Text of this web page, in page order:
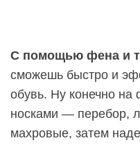
С помощью фена и
сможешь быстро и
обувь. Ну конечно
носками — перебор,
махровые, затем